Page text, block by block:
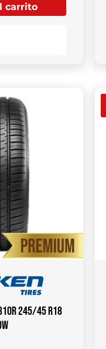
carrito
245/45 R18